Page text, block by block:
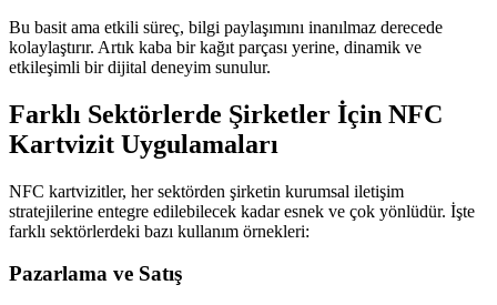
Bu basit ama etkili süreç, bilgi paylaşımını inanılmaz derecede
kolaylaştırır. Artık kaba bir kağıt parçası yerine, dinamik ve
etkileşimli bir dijital deneyim sunulur.
Farklı Sektörlerde Şirketler İçin NFC
Kartvizit Uygulamaları
NFC kartvizitler, her sektörden şirketin kurumsal iletişim
stratejilerine entegre edilebilecek kadar esnek ve çok yönlüdür. İşte
farklı sektörlerdeki bazı kullanım örnekleri:
Pazarlama ve Satış